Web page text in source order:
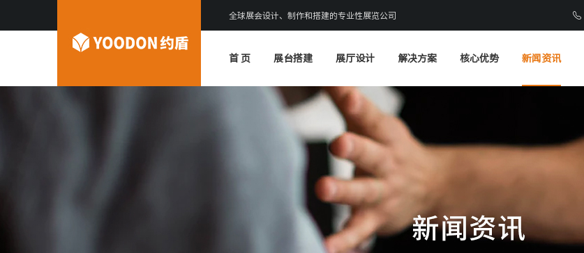
全球展会设计、制作和搭建的专业性展览公司
首 页 展台搭建 展厅设计 解决方案 核心优势 新闻资讯